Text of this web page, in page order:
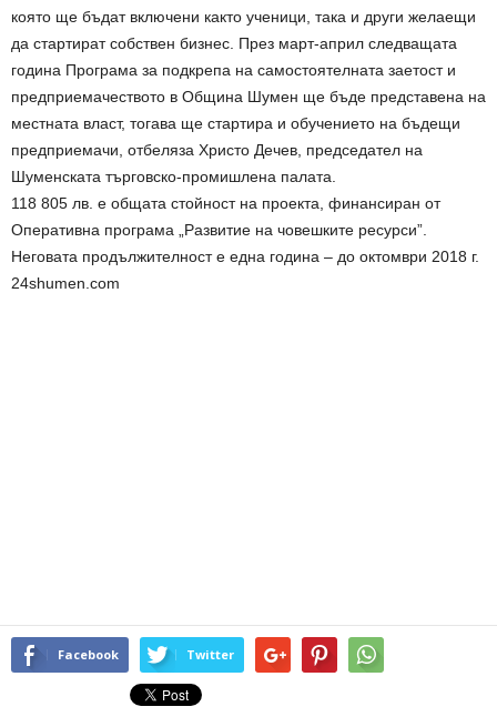
която ще бъдат включени както ученици, така и други желаещи
да стартират собствен бизнес. През март-април следващата
година Програма за подкрепа на самостоятелната заетост и
предприемачеството в Община Шумен ще бъде представена на
местната власт, тогава ще стартира и обучението на бъдещи
предприемачи, отбеляза Христо Дечев, председател на
Шуменската търговско-промишлена палата.
118 805 лв. е общата стойност на проекта, финансиран от
Оперативна програма „Развитие на човешките ресурси”.
Неговата продължителност е една година – до октомври 2018 г.
24shumen.com
Facebook Twitter